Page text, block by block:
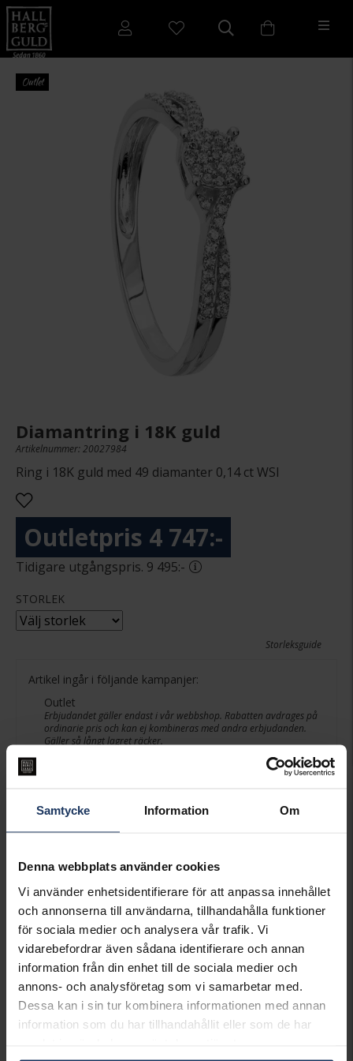
Samtycke Information Om
Denna webbplats använder cookies
Vi använder enhetsidentifierare för att anpassa innehållet
och annonserna till användarna, tillhandahålla funktioner
för sociala medier och analysera vår trafik. Vi
vidarebefordrar även sådana identifierare och annan
information från din enhet till de sociala medier och
annons- och analysföretag som vi samarbetar med.
Dessa kan i sin tur kombinera informationen med annan
information som du har tillhandahållit eller som de har
Outlet
Diamantring i 18K guld
Artikelnummer: 20027984
Ring i 18K guld med 49 diamanter 0,14 ct WSI
4 747:-
9 495:-
STORLEK
Storleksguide
Artikel ingår i följande kampanjer:
Outlet
Erbjudandet gäller endast i vår webbshop. Rabatten avdrages på
ordinarie pris och kan ej kombineras med andra erbjudanden.
Gäller så långt lagret räcker.
Presentinslagning
VÄLJ STORLEK FÖR ATT LÄGGA I
Leveranstid 2-5 arbetsdagar.
Öppet köp i 30 dagar vid onlineköp.
INFO
BREDD CA (MM)
2-4.5
HÖJD CA (MM)
3.7
VARUMÄRKE
Hallbergs Guld
MATERIAL
Vitt guld